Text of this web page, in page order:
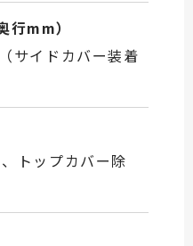
mm）
（サイドカバー装着
、トップカバー除